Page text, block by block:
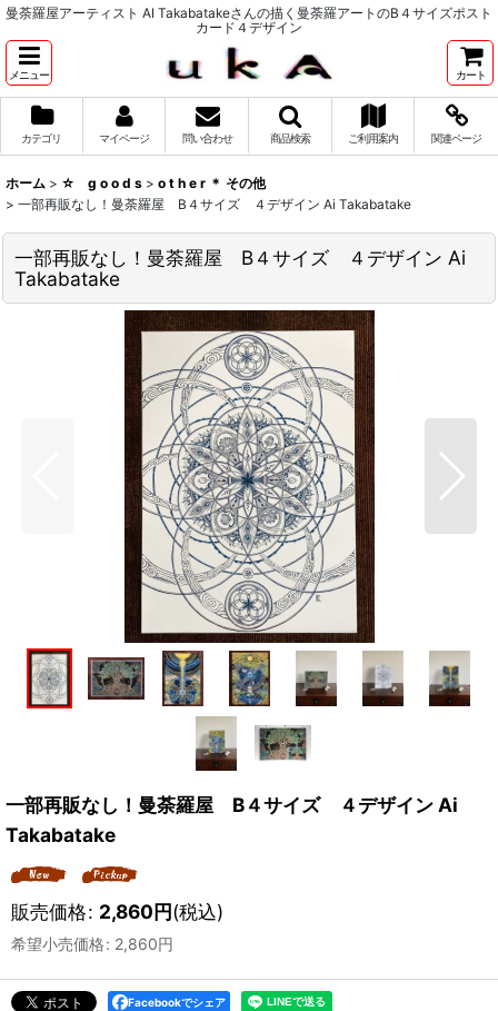
曼荼羅屋アーティスト AI Takabatakeさんの描く曼荼羅アートのB４サイズポスト
カード４デザイン
メニュー カート
カテゴリ マイページ 問い合わせ 商品検索 ご利用案内 関連ページ
ホーム > ☆ g o o d s > o t h e r ＊ その他
> 一部再販なし！曼荼羅屋 B４サイズ ４デザイン Ai Takabatake
一部再販なし！曼荼羅屋 B４サイズ ４デザイン Ai
Takabatake
一部再販なし！曼荼羅屋 B４サイズ ４デザイン Ai
Takabatake
販売価格: 2,860円(税込)
希望小売価格: 2,860円
Facebookでシェア